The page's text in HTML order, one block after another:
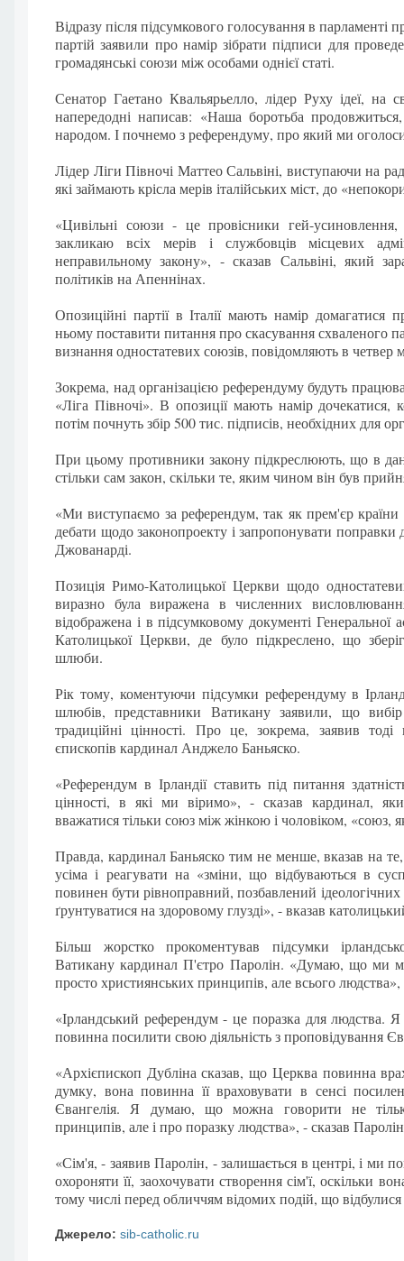
Відразу після підсумкового голосування в парламенті
партій заявили про намір зібрати підписи для
громадянські союзи між особами однієї статі.
Сенатор Гаетано Квальярьелло, лідер Руху ідеї, на
напередодні написав: «Наша боротьба
народом. І почнемо з референдуму, про який ми
Лідер Ліги Півночі Маттео Сальвіні, виступаючи на
які займають крісла мерів італійських міст, до
«Цивільні союзи - це провісники гей-
закликаю всіх мерів і службовців місцевих
неправильному закону», - сказав Сальвіні, який
політиків на Апеннінах.
Опозиційні партії в Італії мають намір
ньому поставити питання про скасування схваленого
визнання одностатевих союзів, повідомляють в четвер
Зокрема, над організацією референдуму будуть
«Ліга Півночі». В опозиції мають намір дочекатися,
потім почнуть збір 500 тис. підписів, необхідних для
При цьому противники закону підкреслюють, що в
стільки сам закон, скільки те, яким чином він був
«Ми виступаємо за референдум, так як прем'єр
дебати щодо законопроекту і запропонувати поправки
Джованарді.
Позиція Римо-Католицької Церкви щодо
виразно була виражена в численних
відображена і в підсумковому документі
Католицької Церкви, де було підкреслено, що
шлюби.
Рік тому, коментуючи підсумки референдуму в
шлюбів, представники Ватикану заявили, що вибір
традиційні цінності. Про це, зокрема, заявив тоді
єпископів кардинал Анджело Баньяско.
«Референдум в Ірландії ставить під питання
цінності, в які ми віримо», - сказав кардинал,
вважатися тільки союз між жінкою і чоловіком, «союз,
Правда, кардинал Баньяско тим не менше, вказав на
усіма і реагувати на «зміни, що відбуваються в
повинен бути рівноправний, позбавлений ідеологічних
ґрунтуватися на здоровому глузді», - вказав
Більш жорстко прокоментував підсумки
Ватикану кардинал П'єтро Паролін. «Думаю, що ми
просто християнських принципів, але всього людства»,
«Ірландський референдум - це поразка для людства.
повинна посилити свою діяльність з проповідування
«Архієпископ Дубліна сказав, що Церква повинна
думку, вона повинна її враховувати в сенсі
Євангелія. Я думаю, що можна говорити не
принципів, але і про поразку людства», - сказав
«Сім'я, - заявив Паролін, - залишається в центрі, і ми
охороняти її, заохочувати створення сім'ї, оскільки
тому числі перед обличчям відомих подій, що відбулися
Джерело: sib-catholic.ru